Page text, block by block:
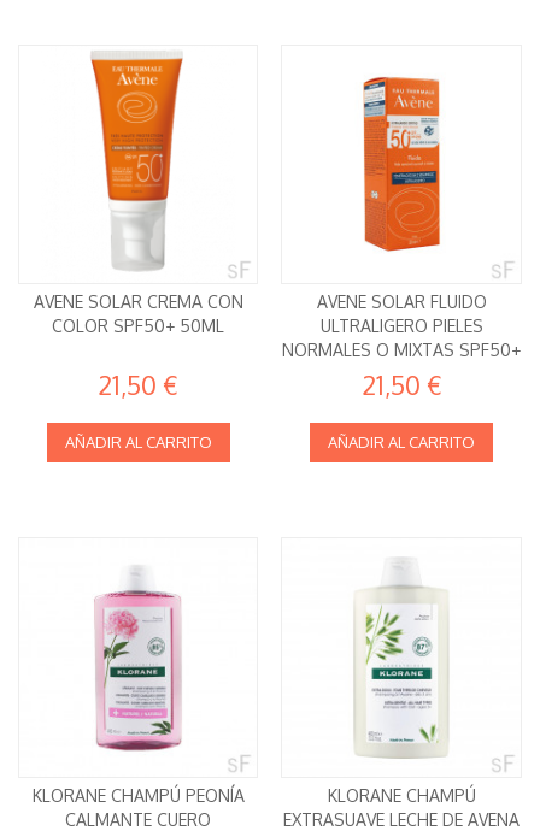
AVENE SOLAR CREMA CON
COLOR SPF50+ 50ML
21,50 €
AÑADIR AL CARRITO
AVENE SOLAR FLUIDO
ULTRALIGERO PIELES
NORMALES O MIXTAS SPF50+
50 ML
21,50 €
AÑADIR AL CARRITO
KLORANE CHAMPÚ PEONÍA
CALMANTE CUERO
KLORANE CHAMPÚ
EXTRASUAVE LECHE DE AVENA